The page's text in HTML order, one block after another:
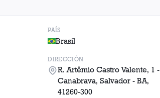
PAÍS
Brasil
DIRECCIÓN
R. Artêmio Castro Valente, 1 -
Canabrava, Salvador - BA,
41260-300